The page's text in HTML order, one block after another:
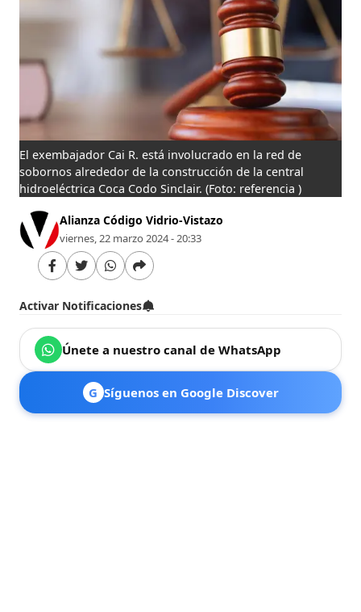
El exembajador Cai R. está involucrado en la red de
sobornos alrededor de la construcción de la central
hidroeléctrica Coca Codo Sinclair.(Foto: referencia )
Alianza Código Vidrio-Vistazo
viernes, 22 marzo 2024 - 20:33
Activar Notificaciones
Únete a nuestro canal de WhatsApp
G Síguenos en Google Discover